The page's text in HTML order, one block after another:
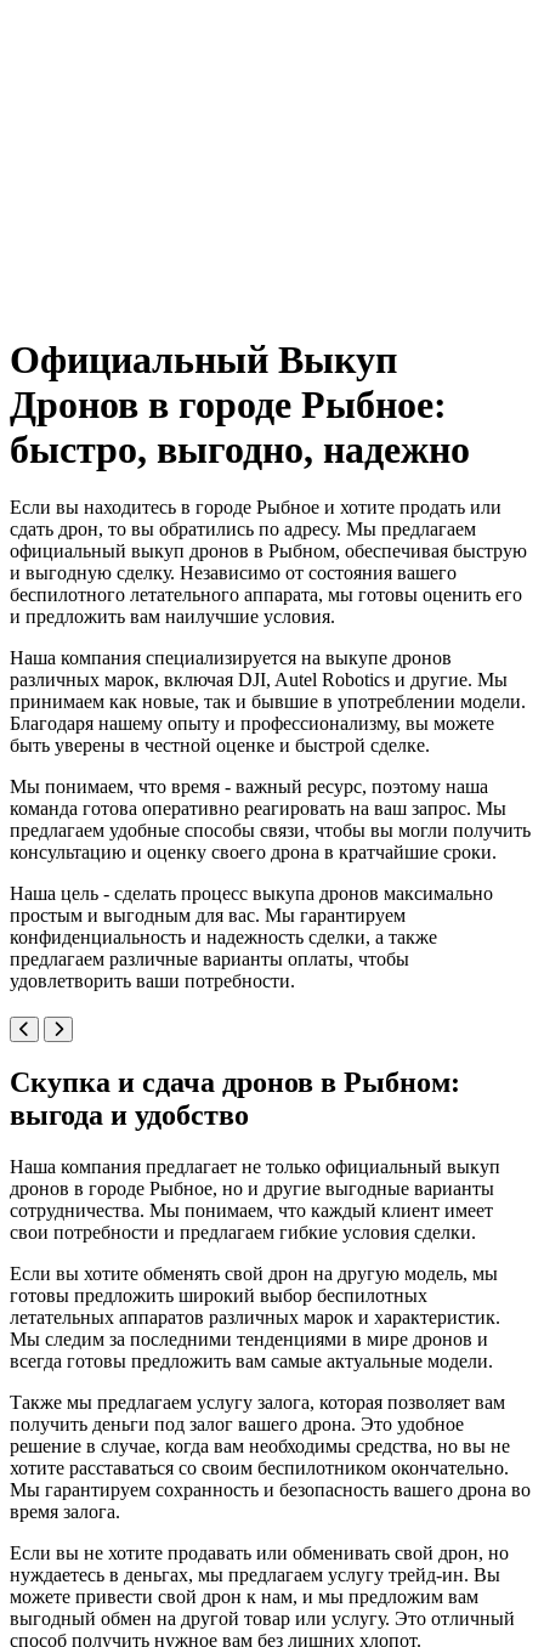
Официальный Выкуп
Дронов в городе Рыбное:
быстро, выгодно, надежно
Если вы находитесь в городе Рыбное и хотите продать или
сдать дрон, то вы обратились по адресу. Мы предлагаем
официальный выкуп дронов в Рыбном, обеспечивая быструю
и выгодную сделку. Независимо от состояния вашего
беспилотного летательного аппарата, мы готовы оценить его
и предложить вам наилучшие условия.
Наша компания специализируется на выкупе дронов
различных марок, включая DJI, Autel Robotics и другие. Мы
принимаем как новые, так и бывшие в употреблении модели.
Благодаря нашему опыту и профессионализму, вы можете
быть уверены в честной оценке и быстрой сделке.
Мы понимаем, что время - важный ресурс, поэтому наша
команда готова оперативно реагировать на ваш запрос. Мы
предлагаем удобные способы связи, чтобы вы могли получить
консультацию и оценку своего дрона в кратчайшие сроки.
Наша цель - сделать процесс выкупа дронов максимально
простым и выгодным для вас. Мы гарантируем
конфиденциальность и надежность сделки, а также
предлагаем различные варианты оплаты, чтобы
удовлетворить ваши потребности.
Скупка и сдача дронов в Рыбном:
выгода и удобство
Наша компания предлагает не только официальный выкуп
дронов в городе Рыбное, но и другие выгодные варианты
сотрудничества. Мы понимаем, что каждый клиент имеет
свои потребности и предлагаем гибкие условия сделки.
Если вы хотите обменять свой дрон на другую модель, мы
готовы предложить широкий выбор беспилотных
летательных аппаратов различных марок и характеристик.
Мы следим за последними тенденциями в мире дронов и
всегда готовы предложить вам самые актуальные модели.
Также мы предлагаем услугу залога, которая позволяет вам
получить деньги под залог вашего дрона. Это удобное
решение в случае, когда вам необходимы средства, но вы не
хотите расставаться со своим беспилотником окончательно.
Мы гарантируем сохранность и безопасность вашего дрона во
время залога.
Если вы не хотите продавать или обменивать свой дрон, но
нуждаетесь в деньгах, мы предлагаем услугу трейд-ин. Вы
можете привести свой дрон к нам, и мы предложим вам
выгодный обмен на другой товар или услугу. Это отличный
способ получить нужное вам без лишних хлопот.